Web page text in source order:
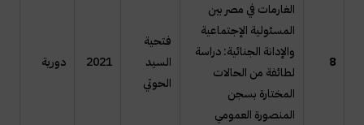
8
الغارمات في مصر بين
المسئولية الإجتماعية
والإدانة الجنائية: دراسة
لطائفة من الحالات
المختارة بسجن
المنصورة العمومي
فتحية
السيد
الحوتي
2021 دورية